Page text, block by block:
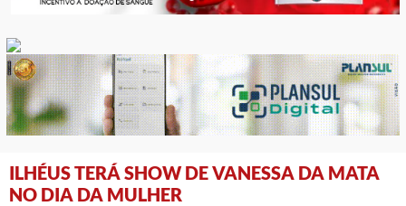
ILHÉUS TERÁ SHOW DE VANESSA DA MATA
NO DIA DA MULHER